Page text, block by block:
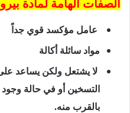
الصفات الهامة لمادة
عامل مؤكسد قوي جداً
مواد سائلة أكالة
لا يشتعل ولكن يساعد
التسخين أو في حالة
بالقرب منه.